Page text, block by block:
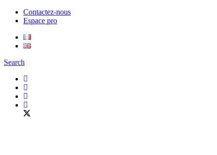
Contactez-nous
Espace pro
Search